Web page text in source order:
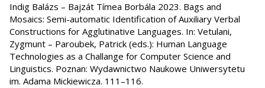
Indig Balázs – Bajzát Tímea Borbála 2023. Bags and
Mosaics: Semi-automatic Identification of Auxiliary Verbal
Constructions for Agglutinative Languages. In: Vetulani,
Zygmunt – Paroubek, Patrick (eds.): Human Language
Technologies as a Challange for Computer Science and
Linguistics. Poznan: Wydawnictwo Naukowe Uniwersytetu
im. Adama Mickiewicza. 111–116.